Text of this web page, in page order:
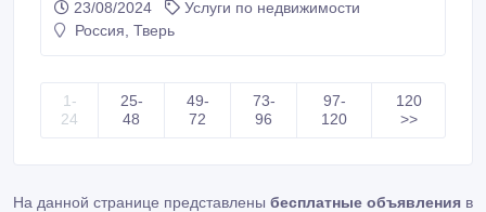
Калязинском районе Тверской области. Квартиры,
дома, дачи, земельные участки. Юридическое
берегам рек Волга, Нерль, Жабня, Сабля,
Волнушка.
23/08/2024
Услуги по недвижимости
Россия, Тверь
1-
24
25-
48
49-
72
73-
96
97-
120
120
>>
На данной странице представлены бесплатные объявления в